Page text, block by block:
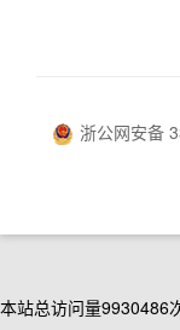
浙公网安备
本站总访问量9930486